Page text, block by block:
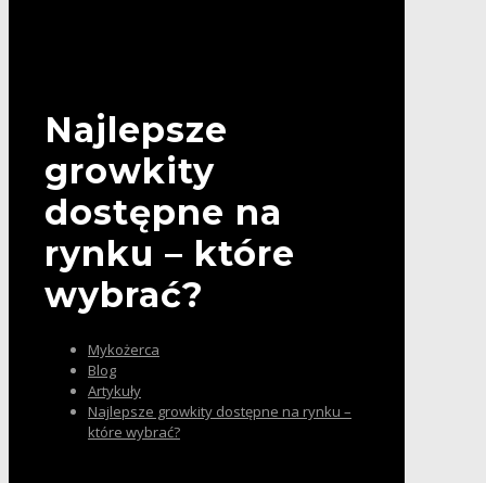
Najlepsze
growkity
dostępne na
rynku – które
wybrać?
Mykożerca
Blog
Artykuły
Najlepsze growkity dostępne na rynku –
które wybrać?